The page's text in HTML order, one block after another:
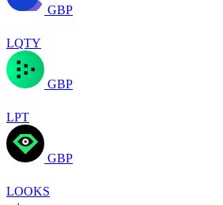
GBP
LQTY
GBP
LPT
GBP
LOOKS